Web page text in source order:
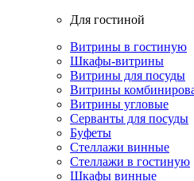
Для гостиной
Витрины в гостиную
Шкафы-витрины
Витрины для посуды
Витрины
Витрины угловые
Серванты для посуды
Буфеты
Стеллажи винные
Стеллажи в гостиную
Шкафы винные